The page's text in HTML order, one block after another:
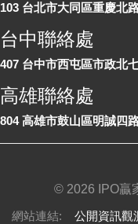
103 台北市大同區重慶北
台中聯絡處
407 台中市西屯區市政北
高雄聯絡處
804 高雄市鼓山區明誠四
© 2026 IPO贏
網站連結: 公開資訊觀